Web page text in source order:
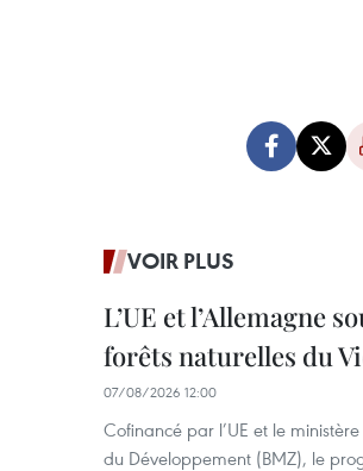
VOIR PLUS
L’UE et l’Allemagne
forêts naturelles du
07/08/2026 12:00
Cofinancé par l’UE et le
du Développement (BMZ), le